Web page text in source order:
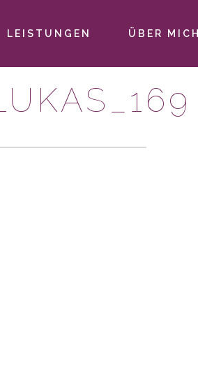
LEISTUNGEN ÜBER MICH